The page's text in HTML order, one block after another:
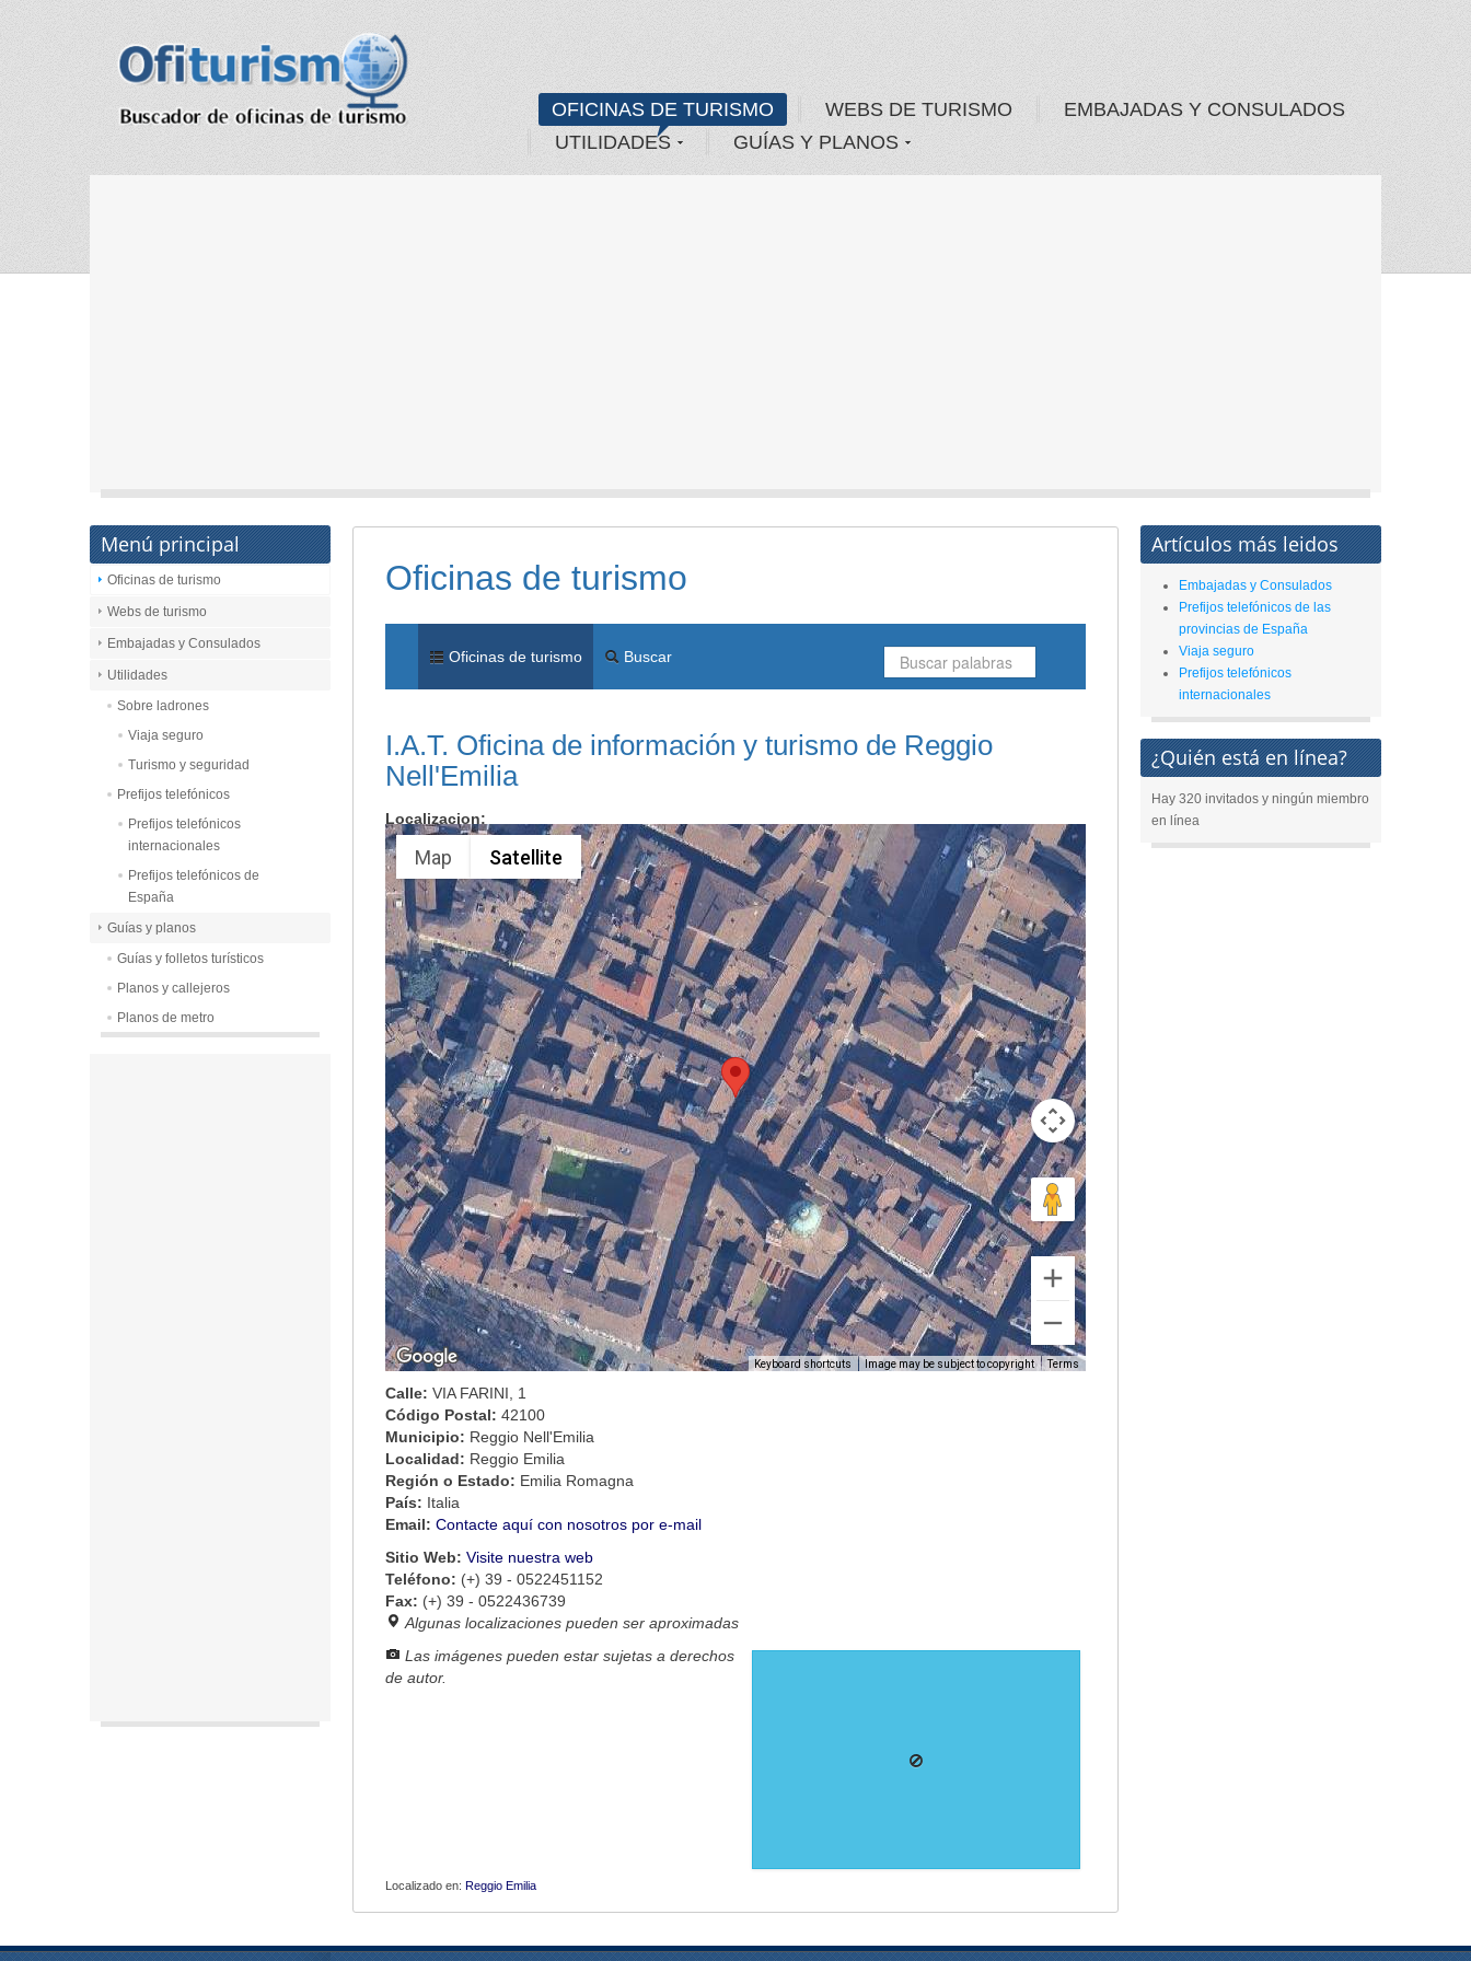
OFICINAS DE TURISMO WEBS DE TURISMO
EMBAJADAS Y CONSULADOS
UTILIDADES
GUÍAS Y PLANOS
Oficinas de turismo
Oficinas de turismo Buscar
I.A.T. Oficina de información y turismo de Reggio
Nell'Emilia
Localizacion:
Map Satellite
Keyboard shortcuts Image may be subject to copyright Terms
Calle: VIA FARINI, 1
Código Postal: 42100
Municipio: Reggio Nell'Emilia
Localidad: Reggio Emilia
Región o Estado: Emilia Romagna
País: Italia
Email: Contacte aquí con nosotros por e-mail
Sitio Web: Visite nuestra web
Teléfono: (+) 39 - 0522451152
Fax: (+) 39 - 0522436739
Algunas localizaciones pueden ser aproximadas
Las imágenes pueden estar sujetas a derechos
de autor.
Localizado en: Reggio Emilia
Menú principal
Oficinas de turismo
Webs de turismo
Embajadas y Consulados
Utilidades
Sobre ladrones
Viaja seguro
Turismo y seguridad
Prefijos telefónicos
Prefijos telefónicos
internacionales
Prefijos telefónicos de
España
Guías y planos
Guías y folletos turísticos
Planos y callejeros
Planos de metro
Artículos más leidos
Embajadas y Consulados
Prefijos telefónicos de las
provincias de España
Viaja seguro
Prefijos telefónicos
internacionales
¿Quién está en línea?
Hay 320 invitados y ningún miembro
en línea